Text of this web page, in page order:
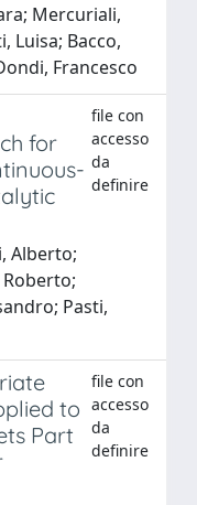
Mercuriali,
Luisa; Bacco,
Francesco
for
file con
accesso
da
definire
Alberto;
Pasti,
to
Part
file con
accesso
da
definire